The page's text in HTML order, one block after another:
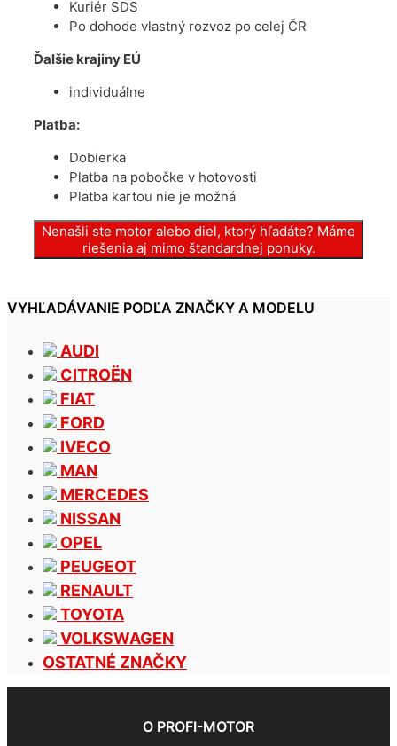
Kuriér SDS
Po dohode vlastný rozvoz po celej ČR
Ďalšie krajiny EÚ
individuálne
Platba:
Dobierka
Platba na pobočke v hotovosti
Platba kartou nie je možná
Nenašli ste motor alebo diel, ktorý hľadáte? Máme
riešenia aj mimo štandardnej ponuky.
VYHĽADÁVANIE PODĽA ZNAČKY A MODELU
AUDI
CITROËN
FIAT
FORD
IVECO
MAN
MERCEDES
NISSAN
OPEL
PEUGEOT
RENAULT
TOYOTA
VOLKSWAGEN
OSTATNÉ ZNAČKY
O PROFI-MOTOR